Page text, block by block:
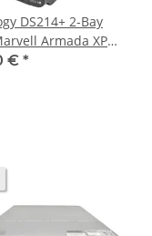
DS214+ 2-Bay
Armada XP
1.33GHz CPU 1GB
€ *